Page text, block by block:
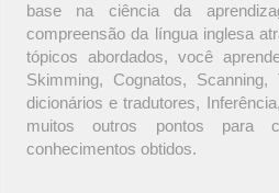
base na ciência da
compreensão da língua inglesa
tópicos abordados, você
Skimming, Cognatos,
dicionários e tradutores,
muitos outros pontos para
conhecimentos obtidos.